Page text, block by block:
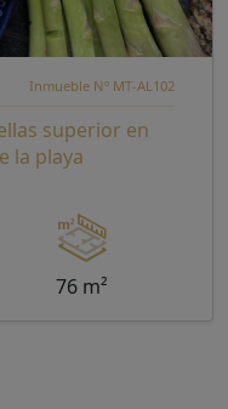
Inmueble Nº MT-AL102
superior en
la playa
76 m²